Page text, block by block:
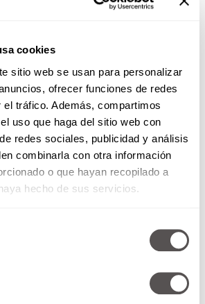
cookies
sitio web se usan para personalizar
ofrecer funciones de redes
tráfico. Además, compartimos
uso que haga del sitio web con
redes sociales, publicidad y análisis
combinarla con otra información
o que hayan recopilado a
hecho de sus servicios.
saber? *Las pésimas